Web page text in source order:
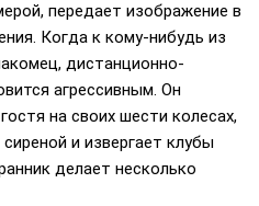
передает изображение в
Когда к кому-нибудь из
дистанционно-
агрессивным. Он
на своих шести колесах,
и извергает клубы
делает несколько